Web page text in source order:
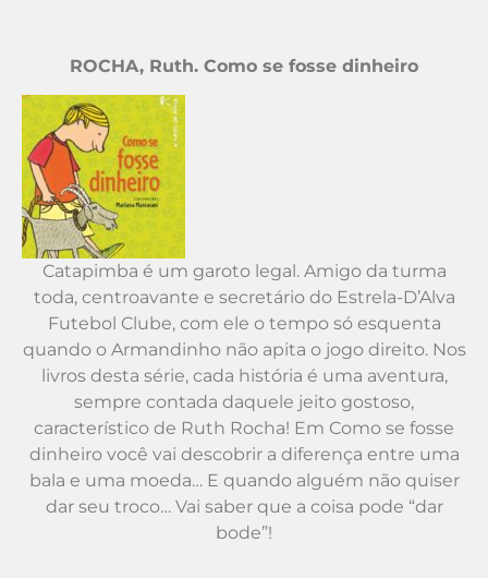
ROCHA, Ruth. Como se fosse dinheiro
Catapimba é um garoto legal. Amigo da turma
toda, centroavante e secretário do Estrela-D’Alva
Futebol Clube, com ele o tempo só esquenta
quando o Armandinho não apita o jogo direito. Nos
livros desta série, cada história é uma aventura,
sempre contada daquele jeito gostoso,
característico de Ruth Rocha! Em Como se fosse
dinheiro você vai descobrir a diferença entre uma
bala e uma moeda… E quando alguém não quiser
dar seu troco… Vai saber que a coisa pode “dar
bode”!